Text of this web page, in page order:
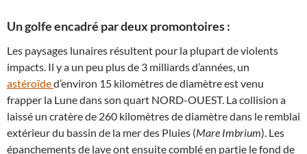
Un golfe encadré par deux promontoires :
Les paysages lunaires résultent pour la plupart de violents
impacts. Il y a un peu plus de 3 milliards d’années, un
astéroïded’environ 15 kilomètres de diamètre est venu
frapper la Lune dans son quart NORD-OUEST. La collision a
laissé un cratère de 260 kilomètres de diamètre dans le remblai
extérieur du bassin de la mer des Pluies (Mare Imbrium). Les
épanchements de lave ont ensuite comblé en partie le fond de